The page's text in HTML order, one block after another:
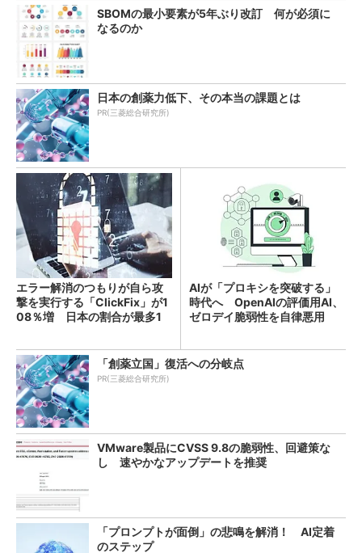
SBOMの最小要素が5年ぶり改訂 何が必須に
なるのか
日本の創薬力低下、その本当の課題とは
PR(三菱総合研究所)
エラー解消のつもりが自ら攻
撃を実行する「ClickFix」が1
08％増 日本の割合が最多1
AIが「プロキシを突破する」
時代へ OpenAIの評価用AI、
ゼロデイ脆弱性を自律悪用
「創薬立国」復活への分岐点
PR(三菱総合研究所)
VMware製品にCVSS 9.8の脆弱性、回避策な
し 速やかなアップデートを推奨
「プロンプトが面倒」の悲鳴を解消！ AI定着
のステップ